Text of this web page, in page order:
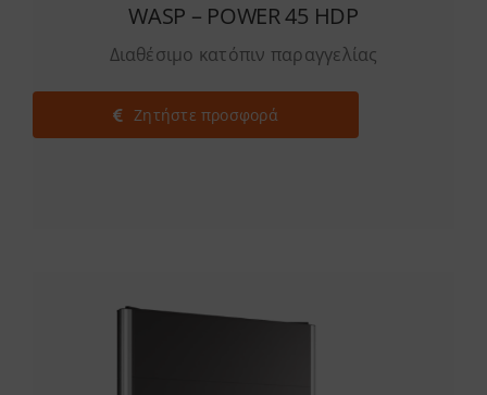
WASP – POWER 45 HDP
Διαθέσιμο κατόπιν παραγγελίας
Ζητήστε προσφορά